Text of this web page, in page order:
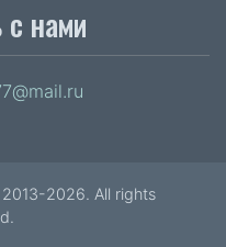
нами
2026. All rights